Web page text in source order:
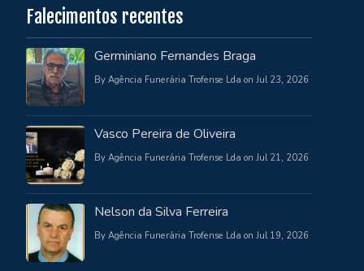
Falecimentos recentes
Germiniano Fernandes Braga
By Agência Funerária Trofense Lda on Jul 23, 2026
Vasco Pereira de Oliveira
By Agência Funerária Trofense Lda on Jul 21, 2026
Nelson da Silva Ferreira
By Agência Funerária Trofense Lda on Jul 19, 2026